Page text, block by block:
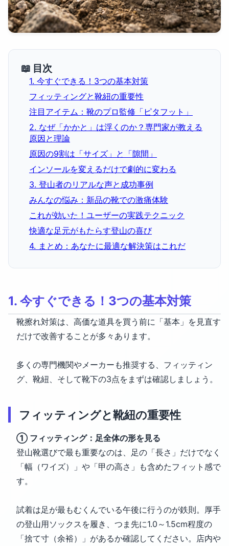
📖 目次
1. 今すぐできる！3つの基本対策
フィッティングと靴紐の重要性
注目アイテム：靴のプロ監修「ピタフット」
2. なぜ「かかと」は浮くのか？専門家が教える
原因と理論
原因の9割は「サイズ」と「隙間」
インソールを変えるだけで劇的に変わる
3. 登山者のリアルな声と成功事例
みんなの悩み：新品の靴での激痛体験
これが効いた！ユーザーの実践テクニック
快適な足元がもたらす登山の喜び
4. まとめ：あなたに最適な解決策はこれだ
1. 今すぐできる！3つの基本対策
靴擦れ対策は、高価な道具を買う前に「基本」を見直す
だけで改善することが多々あります。
多くの専門機関やメーカーも推奨する、フィッティン
グ、靴紐、そして靴下の3点をまずは確認しましょう。
フィッティングと靴紐の重要性
① フィッティング：足全体の形を見る
登山靴選びで最も重要なのは、足の「長さ」だけでなく
「幅（ワイズ）」や「甲の高さ」も含めたフィット感で
す。
試着は足が最もむくんでいる午後に行うのが鉄則。厚手
の登山用ソックスを履き、つま先に1.0～1.5cm程度の
「捨て寸（余裕）」があるか確認してください。店内や